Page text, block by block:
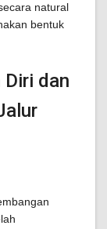
natural
bentuk
Diri dan